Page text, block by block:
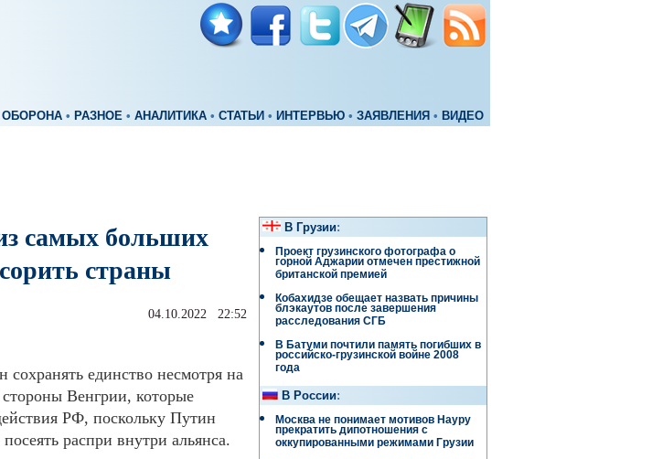
ОБОРОНА • РАЗНОЕ • АНАЛИТИКА • СТАТЬИ • ИНТЕРВЬЮ • ЗАЯВЛЕНИЯ • ВИДЕО
самых больших
страны
04.10.2022 22:52
сохранять единство несмотря на
Венгрии, которые
РФ, поскольку Путин
распри внутри альянса.
В Грузии:
Проект грузинского фотографа о
горной Аджарии отмечен престижной
британской премией
Кобахидзе обещает назвать причины
блэкаутов после завершения
расследования СГБ
В Батуми почтили память погибших в
российско-грузинской войне 2008
года
В России:
Москва не понимает мотивов Науру
прекратить дипотношения с
оккупированными режимами Грузии